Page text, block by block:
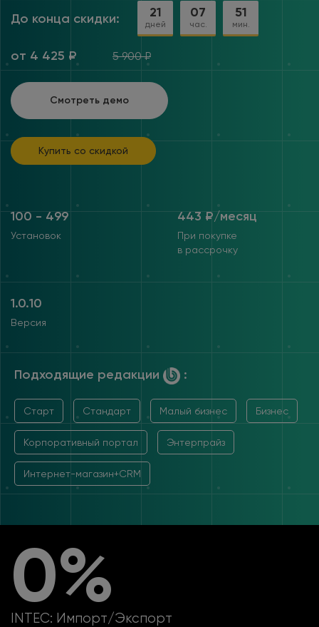
До конца скидки: 21
дней
07
час.
51
мин.
от 4 425 ₽ 5 900 ₽
Смотреть демо
Купить со скидкой
100 - 499
Установок
443 ₽/месяц
При покупке
в рассрочку
1.0.10
Версия
Подходящие редакции :
Старт Стандарт Малый бизнес Бизнес
Корпоративный портал Энтерпрайз
Интернет-магазин+CRM
0%
INTEC: Импорт/Экспорт